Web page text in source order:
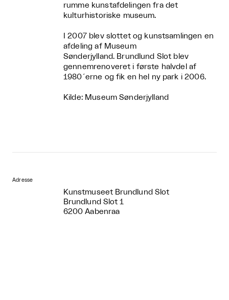
rumme kunstafdelingen fra det
kulturhistoriske museum.
I 2007 blev slottet og kunstsamlingen en
afdeling af Museum
Sønderjylland. Brundlund Slot blev
gennemrenoveret i første halvdel af
1980´erne og fik en hel ny park i 2006.
Kilde: Museum Sønderjylland
Adresse
Kunstmuseet Brundlund Slot
Brundlund Slot 1
6200 Aabenraa